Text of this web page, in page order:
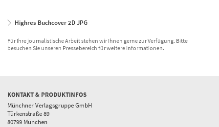
Highres Buchcover 2D JPG
Für Ihre journalistische Arbeit stehen wir Ihnen gerne zur Verfügung. Bitte
besuchen Sie unseren Pressebereich für weitere Informationen.
KONTAKT & PRODUKTINFOS
Münchner Verlagsgruppe GmbH
Türkenstraße 89
80799 München